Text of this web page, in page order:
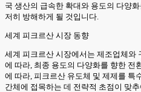
국 생산의 급속한 확대와 용도의 다양
저히 방해하게 될 것입니다.
세계 피크르산 시장 동향
세계 피크르산 시장에서는 제조업체와
에 따라, 최종 용도의 다양화를 향한 전
에 따라, 피크르산 유도체 및 제제를 특
간체에 접목하는 데 전략적 초점이 맞